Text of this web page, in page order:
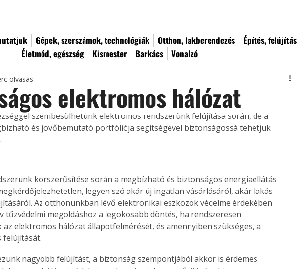
Gépek, szerszámok, technológiák Otthon, lakberendezés Építés, felújítás
Életmód, egészség
Kismester Barkács Vonalzó
elektromos hálózat
olvasás
szembesülhetünk elektromos rendszerünk felújítása során, de a
és jövőbemutató portfóliója segítségével biztonságossá tehetjük
korszerűsítése során a megbízható és biztonságos energiaellátás
legyen szó akár új ingatlan vásárlásáról, akár lakás
Az otthonunkban lévő elektronikai eszközök védelme érdekében
tűzvédelmi megoldáshoz a legokosabb döntés, ha rendszeresen
az elektromos hálózat állapotfelmérését, és amennyiben szükséges, a
felújítását.
nagyobb felújítást, a biztonság szempontjából akkor is érdemes